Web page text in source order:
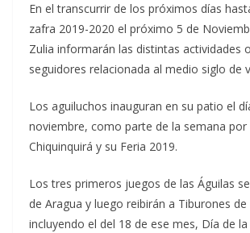
En el transcurrir de los próximos días
zafra 2019-2020 el próximo 5 de
Zulia informarán las distintas actividades
seguidores relacionada al medio siglo de
Los aguiluchos inauguran en su patio el
noviembre, como parte de la semana por
Chiquinquirá y su Feria 2019.
Los tres primeros juegos de las Águilas
de Aragua y luego reibirán a Tiburones de
incluyendo el del 18 de ese mes, Día de la